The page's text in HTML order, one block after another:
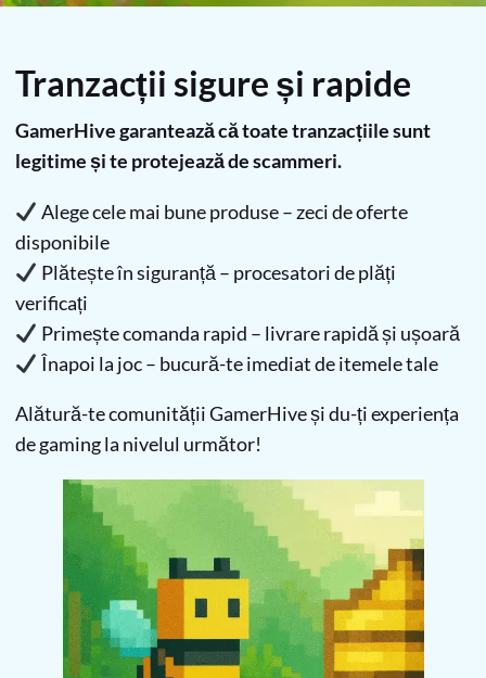
Tranzacții sigure și rapide
GamerHive garantează că toate tranzacțiile sunt
legitime și te protejează de scammeri.
Alege cele mai bune produse – zeci de oferte
disponibile
Plătește în siguranță – procesatori de plăți
verificați
Primește comanda rapid – livrare rapidă și ușoară
Înapoi la joc – bucură-te imediat de itemele tale
Alătură-te comunității GamerHive și du-ți experiența
de gaming la nivelul următor!